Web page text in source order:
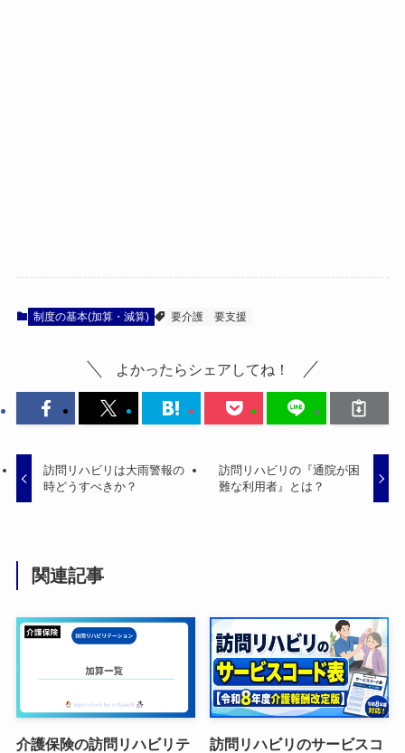
制度の基本(加算・減算) 要介護 要支援
よかったらシェアしてね！
訪問リハビリは大雨警報の
時どうすべきか？
訪問リハビリの『通院が困
難な利用者』とは？
関連記事
介護保険の訪問リハビリテ 訪問リハビリのサービスコ